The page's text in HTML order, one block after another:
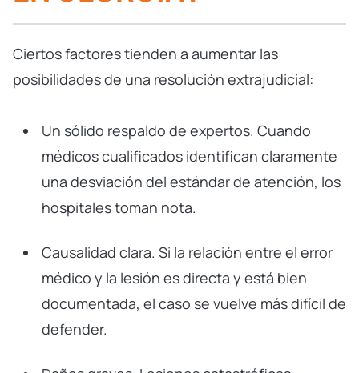
Ciertos factores tienden a aumentar las
posibilidades de una resolución extrajudicial:
Un sólido respaldo de expertos. Cuando
médicos cualificados identifican claramente
una desviación del estándar de atención, los
hospitales toman nota.
Causalidad clara. Si la relación entre el error
médico y la lesión es directa y está bien
documentada, el caso se vuelve más difícil de
defender.